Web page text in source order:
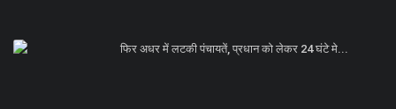
फिर अधर में लटकी पंचायतें, प्रधान को लेकर 24 घंटे मे...